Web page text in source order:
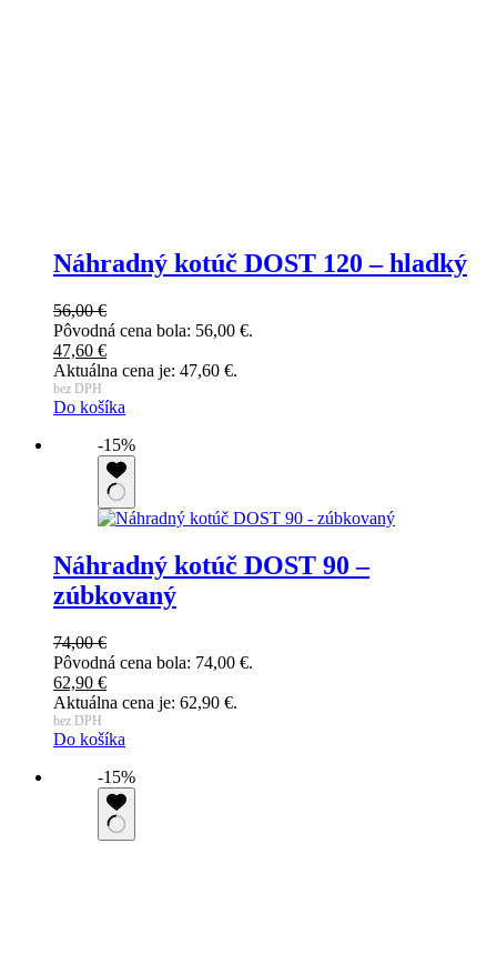
Náhradný kotúč DOST 120 – hladký
56,00€
Pôvodná cena bola: 56,00 €.
47,60 €
Aktuálna cena je: 47,60 €.
bez DPH
Do košíka
-15%
Náhradný kotúč DOST 90 –
zúbkovaný
74,00€
Pôvodná cena bola: 74,00 €.
62,90 €
Aktuálna cena je: 62,90 €.
bez DPH
Do košíka
-15%